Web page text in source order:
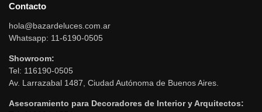
Contacto
hola@bazardeluces.com.ar
Whatsapp: 11-6190-0505
Showroom:
Tel: 116190-0505
Av. Larrazabal 1487, Ciudad Autónoma de Buenos Aires.
Asesoramiento para Decoradores de Interior y Arquitectos: